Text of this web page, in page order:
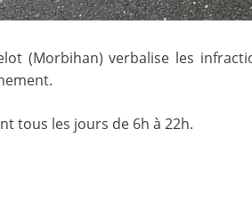
(Morbihan) verbalise les
tous les jours de 6h à 22h.